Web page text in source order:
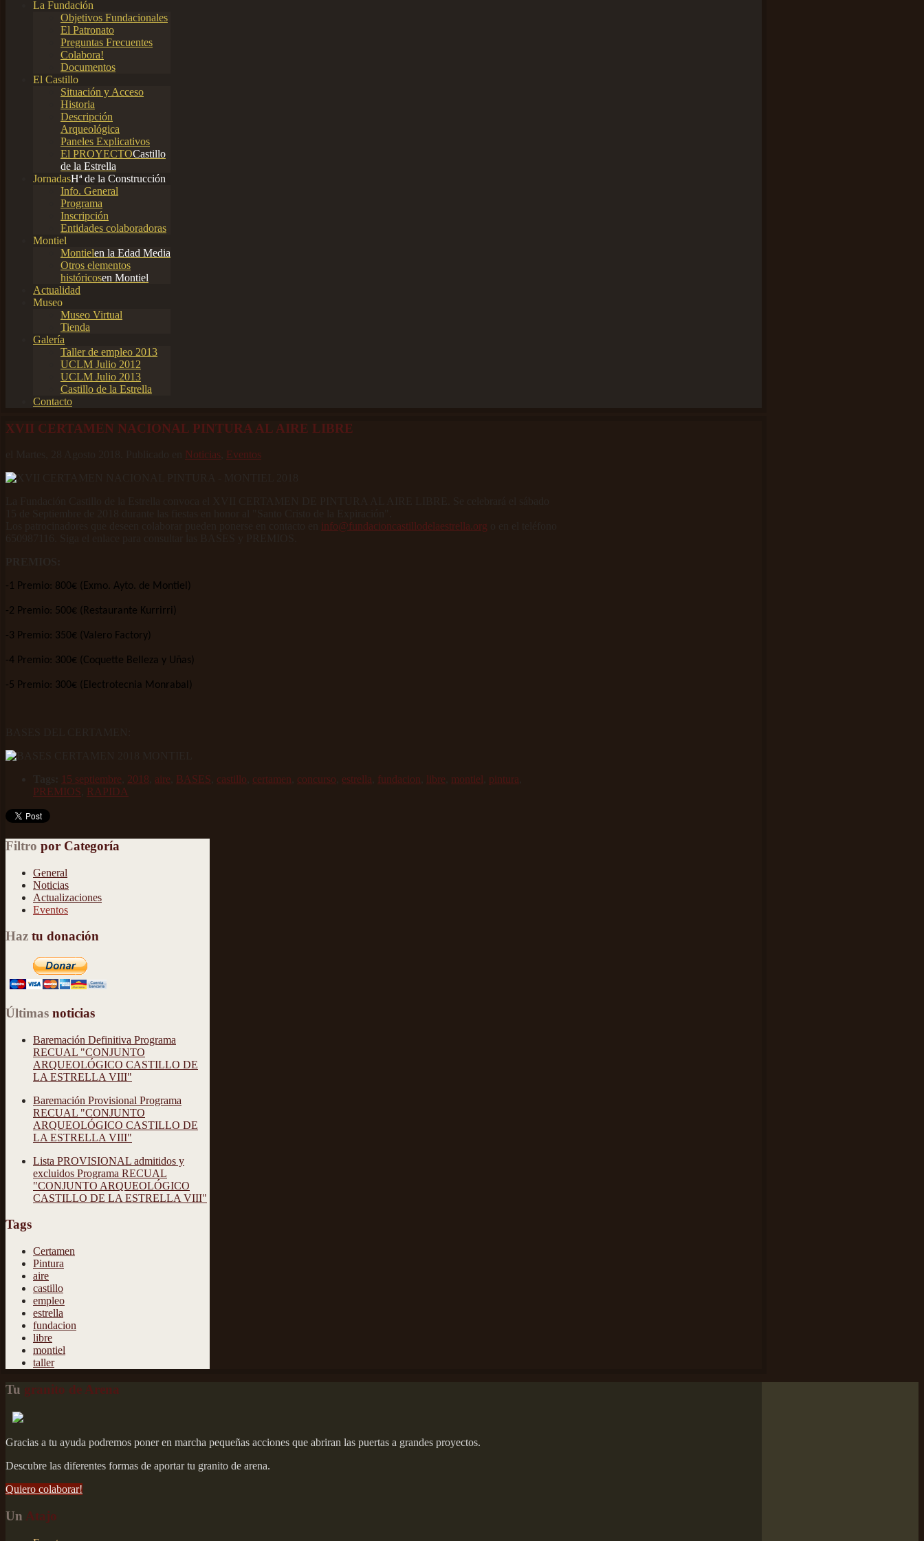
La Fundación
Objetivos Fundacionales
El Patronato
Preguntas Frecuentes
Colabora!
Documentos
El Castillo
Situación y Acceso
Historia
Descripción
Arqueológica
Paneles Explicativos
El PROYECTOCastillo
de la Estrella
JornadasHª de la Construcción
Info. General
Programa
Inscripción
Entidades colaboradoras
Montiel
Montielen la Edad Media
Otros elementos
históricosen Montiel
Actualidad
Museo
Museo Virtual
Tienda
Galería
Taller de empleo 2013
UCLM Julio 2012
UCLM Julio 2013
Castillo de la Estrella
Contacto
XVII CERTAMEN NACIONAL PINTURA AL AIRE LIBRE
Noticias Eventos
info@fundacioncastillodelaestrella.org
-1 Premio: 800€ (Exmo. Ayto. de Montiel)
-2 Premio: 500€ (Restaurante Kurrirri)
-3 Premio: 350€ (Valero Factory)
-4 Premio: 300€ (Coquette Belleza y Uñas)
-5 Premio: 300€ (Electrotecnia Monrabal)
15 septiembre 2018 aire BASES castillo certamen concurso estrella fundacion libre montiel pintura
PREMIOS RAPIDA
Filtro por Categoría
General
Noticias
Actualizaciones
Eventos
Haz tu donación
Últimas noticias
Baremación Definitiva Programa
RECUAL "CONJUNTO
ARQUEOLÓGICO CASTILLO DE
LA ESTRELLA VIII"
Baremación Provisional Programa
RECUAL "CONJUNTO
ARQUEOLÓGICO CASTILLO DE
LA ESTRELLA VIII"
Lista PROVISIONAL admitidos y
excluidos Programa RECUAL
"CONJUNTO ARQUEOLÓGICO
CASTILLO DE LA ESTRELLA VIII"
Tags
Certamen
Pintura
aire
castillo
empleo
estrella
fundacion
libre
montiel
taller
Tu granito de Arena
Gracias a tu ayuda podremos poner en marcha pequeñas acciones que abriran las puertas a grandes proyectos.
Descubre las diferentes formas de aportar tu granito de arena.
Quiero colaborar!
Un Atajo